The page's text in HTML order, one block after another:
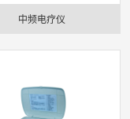
中频电疗仪